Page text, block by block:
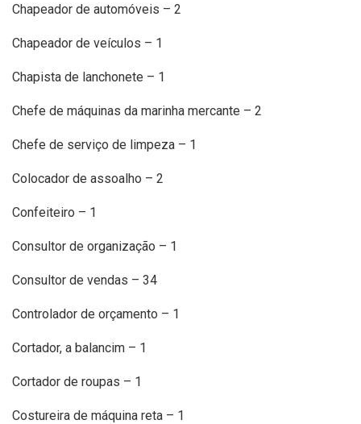
Chapeador de automóveis – 2
Chapeador de veículos – 1
Chapista de lanchonete – 1
Chefe de máquinas da marinha mercante – 2
Chefe de serviço de limpeza – 1
Colocador de assoalho – 2
Confeiteiro – 1
Consultor de organização – 1
Consultor de vendas – 34
Controlador de orçamento – 1
Cortador, a balancim – 1
Cortador de roupas – 1
Costureira de máquina reta – 1